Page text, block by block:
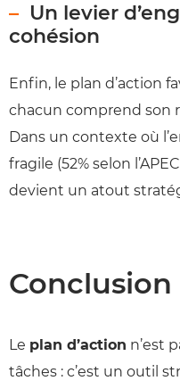
Un levier
cohésion
Enfin, le plan d’action
chacun comprend son
Dans un contexte où
fragile (52% selon
devient un atout
Conclusion
Le plan d’action n’est
tâches : c’est un outil